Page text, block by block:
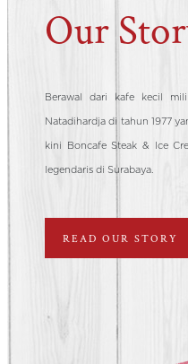
Our
Berawal dari kafe kecil
Natadihardja di tahun 1977
kini Boncafe Steak & Ice
legendaris di Surabaya.
READ OUR STORY